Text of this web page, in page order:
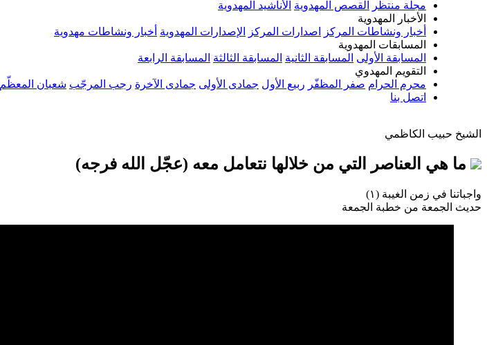
مجلة منتظَر
القصص المهدوية الأناشيد المهدوية
الأخبار المهدوية
أخبار ونشاطات المركز
اصدارات المركز الإصدارات المهدوية أخبار ونشاطات مهدوية
المسابقات المهدوية
المسابقة الأولى المسابقة الثانية المسابقة الثالثة المسابقة الرابعة
التقويم المهدوي
محرم الحرام صفر المظفّر ربيع الأول جمادى الأولى جمادى الآخرة رجب المرجّب شعبان المعظّم
اتصل بنا
الشيخ حبيب الكاظمي
ما هي العناصر التي من خلالها نتعامل معه (عجّل الله فرجه)
واجباتنا في زمن الغيبة (١)
حديث الجمعة من خطبة الجمعة